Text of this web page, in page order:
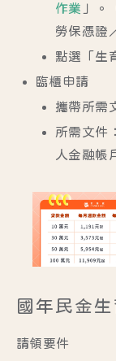
作業 」。
勞保憑證
點選「生
臨櫃申請
攜帶所需
所需文件：
人金融帳
國年民金
請領要件